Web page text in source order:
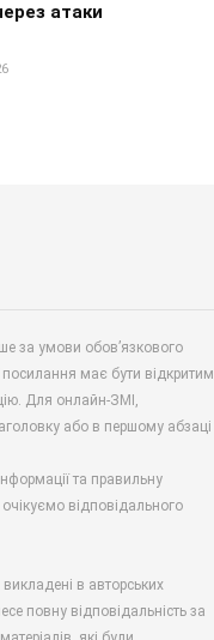
атаки
за умови обов’язкового
має бути відкритим
Для онлайн-ЗМІ,
або в першому абзаці
та правильну
відповідального
в авторських
повну відповідальність за